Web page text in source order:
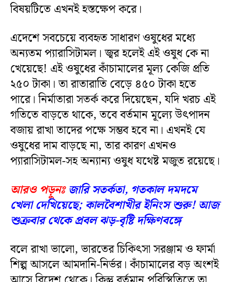
বিষয়টিতে এখনই হস্তক্ষেপ করে।
এদেশে সবচেয়ে ব্যবহৃত সাধারণ ওষুধের মধ্যে
অন্যতম প্যারাসিটামল। জ্বর হলেই এই ওষুধ কে না
খেয়েছে! এই ওষুধের কাঁচামালের মূল্য কেজি প্রতি
২৫০ টাকা। তা রাতারাতি বেড়ে ৪৫০ টাকা হতে
পারে। নির্মাতারা সতর্ক করে দিয়েছেন, যদি খরচ এই
গতিতে বাড়তে থাকে, তবে বর্তমান মূল্যে উৎপাদন
বজায় রাখা তাদের পক্ষে সম্ভব হবে না। এখনই যে
ওষুধের দাম বাড়ছে না, তার কারণ এখনও
প্যারাসিটামল-সহ অন্যান্য ওষুধ যথেষ্ট মজুত রয়েছে।
আরও পড়ুনঃ জারি সতর্কতা, গতকাল দমদমে
খেলা দেখিয়েছে; কালবৈশাখীর ইনিংস শুরু! আজ
শুক্রবার থেকে প্রবল ঝড়-বৃষ্টি দক্ষিণবঙ্গে
বলে রাখা ভালো, ভারতের চিকিৎসা সরঞ্জাম ও ফার্মা
শিল্প আসলে আমদানি-নির্ভর। কাঁচামালের বড় অংশই